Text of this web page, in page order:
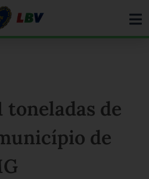
toneladas de
de